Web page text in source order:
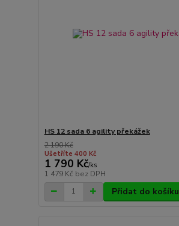
HS 12 sada 6 agility překážek
2 190 Kč
Ušetříte 400 Kč
1 790 Kč/ks
1 479 Kč bez DPH
Přidat do košíku